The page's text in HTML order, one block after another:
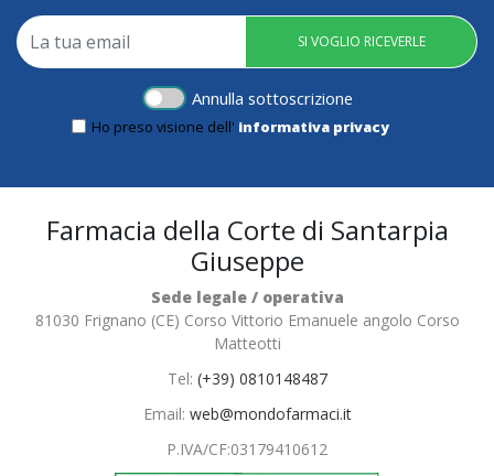
SI VOGLIO RICEVERLE
Ho preso visione dell' informativa privacy
Annulla sottoscrizione
Farmacia della Corte di Santarpia
Giuseppe
Sede legale / operativa
81030 Frignano (CE) Corso Vittorio Emanuele angolo Corso
Matteotti
Tel: (+39) 0810148487
Email: web@mondofarmaci.it
P.IVA/CF:03179410612